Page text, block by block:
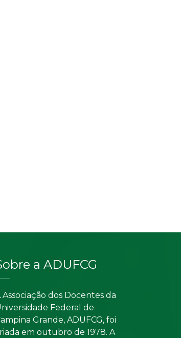
a ADUFCG
Associação dos Docentes da
Federal de
Grande, ADUFCG, foi
em outubro de 1978. A